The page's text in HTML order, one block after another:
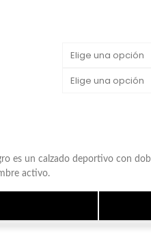
es un calzado deportivo con
activo.